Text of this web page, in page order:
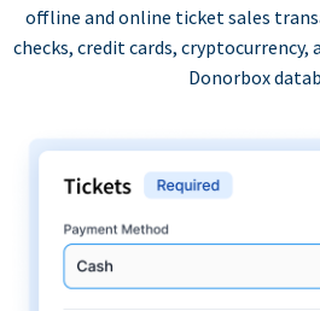
offline and online ticket sales
checks, credit cards, cryptocurrency,
Donorbox